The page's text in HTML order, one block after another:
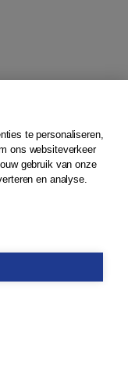
te personaliseren,
ons websiteverkeer
gebruik van onze
en analyse.